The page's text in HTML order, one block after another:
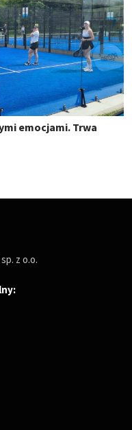
emocjami. Trwa
z o.o.
: